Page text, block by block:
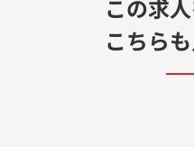
この求
こちら